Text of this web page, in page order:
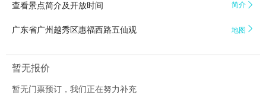
查看景点简介及开放时间 简介 
广东省广州越秀区惠福西路五仙观 地图 
暂无报价
暂无门票预订，我们正在努力补充